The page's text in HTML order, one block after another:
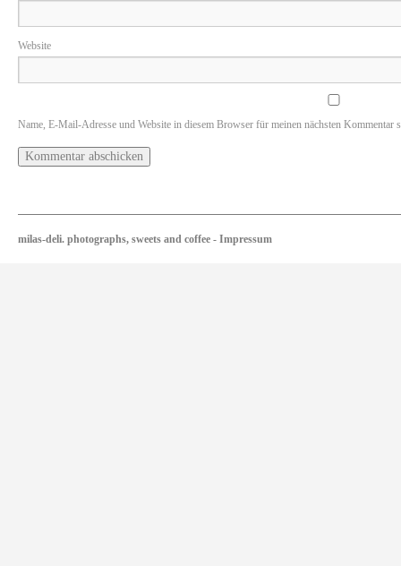
Website
Name, E-Mail-Adresse und Website in diesem Browser für meinen nächsten Kommentar
milas-deli. photographs, sweets and coffee - Impressum